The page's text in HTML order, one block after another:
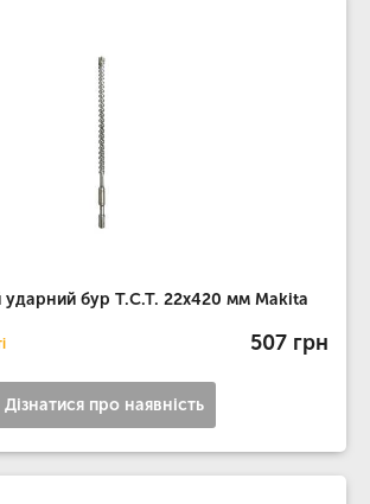
бур T.C.T. 22х420 мм Makita
507 грн
Дізнатися про наявність